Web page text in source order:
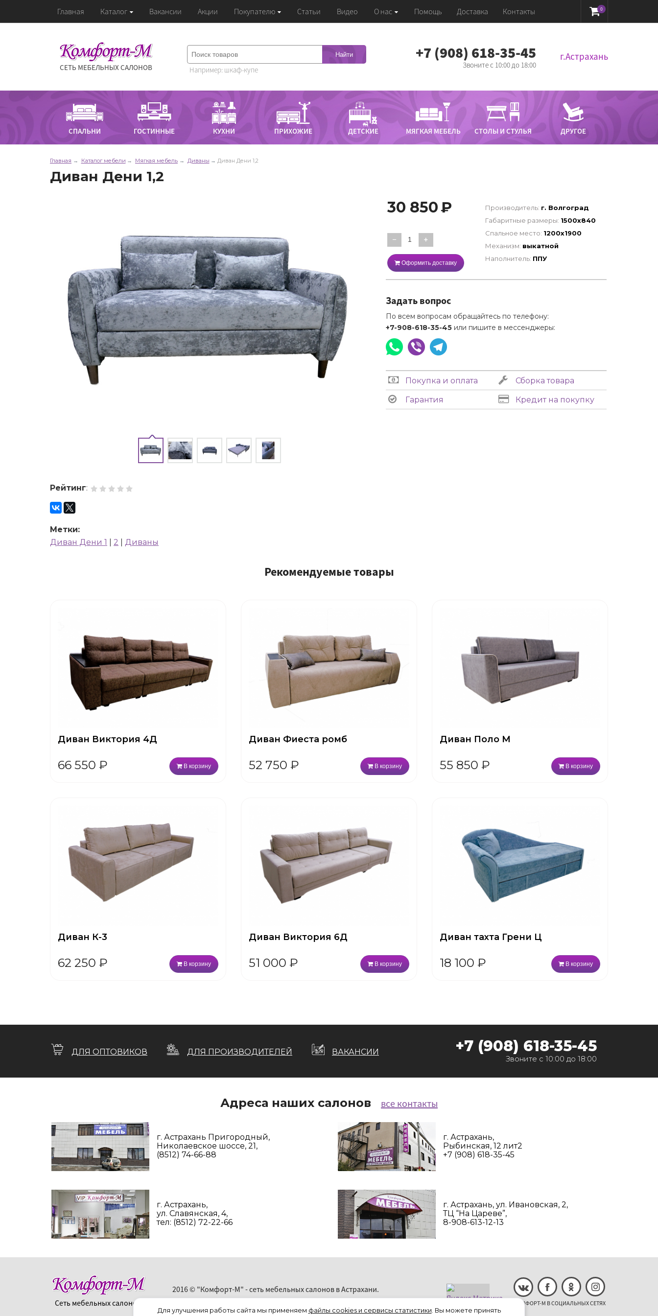
Главная Каталог Вакансии Акции Покупателю Статьи Видео О нас Помощь Доставка Контакты 0
СЕТЬ МЕБЕЛЬНЫХ САЛОНОВ
Найти
Например: шкаф-купе
‭+7 (908) 618-35-45‬
Звоните с 10:00 до 18:00
г.Астрахань
СПАЛЬНИ ГОСТИННЫЕ КУХНИ ПРИХОЖИЕ ДЕТСКИЕ МЯГКАЯ МЕБЕЛЬ СТОЛЫ И СТУЛЬЯ ДРУГОЕ
Главная Каталог мебели Мягкая мебель Диваны Диван Дени 1,2
Диван Дени 1,2
30 850₽
− +
Оформить доставку
Производитель: г. Волгоград
Габаритные размеры: 1500х840
Спальное место: 1200х1900
Механизм: выкатной
Наполнитель: ППУ
Задать вопрос
По всем вопросам обращайтесь по телефону:
+7-908-618-35-45или пишите в мессенджеры:
Покупка и оплата Сборка товара
Гарантия Кредит на покупку
Рейтинг:
Метки:
Диван Дени 1
2 Диваны
Рекомендуемые товары
Диван Виктория 4Д
66 550 ₽ В корзину
Диван Фиеста ромб
52 750 ₽ В корзину
Диван Поло М
55 850 ₽ В корзину
Диван К-3
62 250 ₽ В корзину
Диван Виктория 6Д
51 000 ₽ В корзину
Диван тахта Грени Ц
18 100 ₽ В корзину
ДЛЯ ОПТОВИКОВ ДЛЯ ПРОИЗВОДИТЕЛЕЙ ВАКАНСИИ ‭+7 (908) 618-35-45‬
Звоните с 10:00 до 18:00
Адреса наших салонов все контакты
г. Астрахань Пригородный,
Николаевское шоссе, 21,
(8512) 74-66-88
г. Астрахань,
Рыбинская, 12 лит2
+7 (908) 618-35-45‬
г. Астрахань,
ул. Славянская, 4,
тел: (8512) 72-22-66
г. Астрахань, ул. Ивановская, 2,
ТЦ “На Цареве”,
8-908-613-12-13
Сеть мебельных салонов
2016 © "Комфорт-М" - сеть мебельных салонов в Астрахани.
КОМФОРТ-М В СОЦИАЛЬНЫХ СЕТЯХ
Для улучшения работы сайта мы применяем файлы cookies и сервисы статистики. Вы можете принять